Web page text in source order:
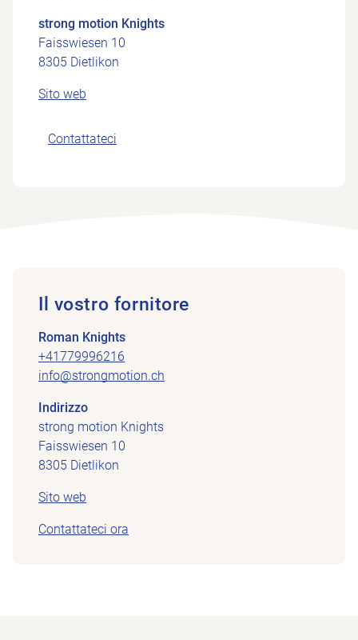
strong motion Knights
Faisswiesen 10
8305 Dietlikon
Sito web
Contattateci
Il vostro fornitore
Roman Knights
+41779996216
info@strongmotion.ch
Indirizzo
strong motion Knights
Faisswiesen 10
8305 Dietlikon
Sito web
Contattateci ora